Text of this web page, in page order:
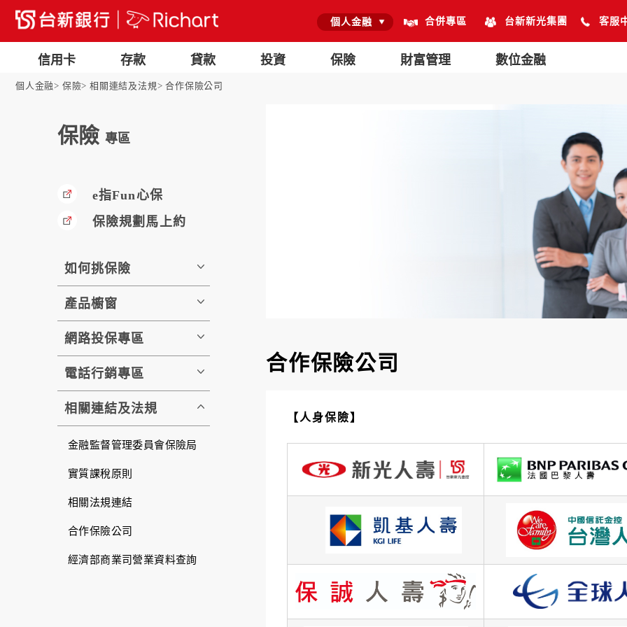
信用卡 存款 貸款 投資 保險 財富管理 數位金融
個人金融 合併專區 台新新光集團 客服
個人金融 保險 相關連結及法規 合作保險公司
保險 專區
e指Fun心保
保險規劃馬上約
如何挑保險
產品櫥窗
網路投保專區
電話行銷專區
相關連結及法規
金融監督管理委員會保險局
實質課稅原則
相關法規連結
合作保險公司
經濟部商業司營業資料查詢
合作保險公司
【人身保險】